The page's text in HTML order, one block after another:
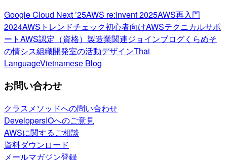
Google Cloud Next ’25AWS re:Invent 2025AWS再入門
2024AWSトレンドチェック初心者向けAWSテクニカルサポ
ートAWS認定（資格） 製造業関連ジョインブログくらめそ
の情シス組織開発室の活動デザインThai
LanguageVietnamese Blog
お問い合わせ
クラスメソッドへの問い合わせ
DevelopersIOへのご意見
AWSに関するご相談
資料ダウンロード
メールマガジン登録